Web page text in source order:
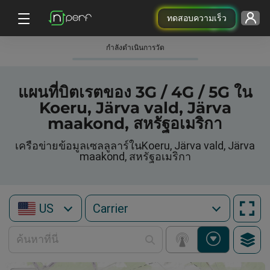
ทดสอบความเร็ว
กําลังดําเนินการวัด
แผนที่บิตเรตของ 3G / 4G / 5G ใน
Koeru, Järva vald, Järva
maakond, สหรัฐอเมริกา
เครือข่ายข้อมูลเซลลูลาร์ในKoeru, Järva vald, Järva
maakond, สหรัฐอเมริกา
US